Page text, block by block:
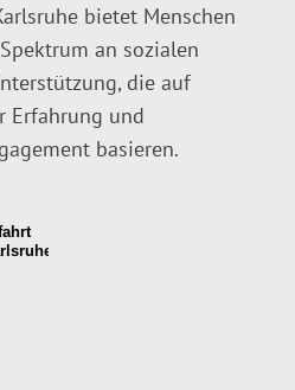
bietet Menschen
an sozialen
die auf
Erfahrung und
basieren.